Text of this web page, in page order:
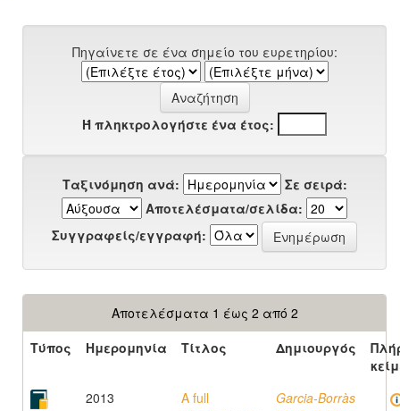
Πηγαίνετε σε ένα σημείο του ευρετηρίου:
Ή πληκτρολογήστε ένα έτος:
Ταξινόμηση ανά:
Σε σειρά:
Αποτελέσματα/σελίδα:
Συγγραφείς/εγγραφή:
Αποτελέσματα 1 έως 2 από 2
Τύπος
Ημερομηνία Τίτλος Δημιουργός
2013
A full
Garcia-Borràs